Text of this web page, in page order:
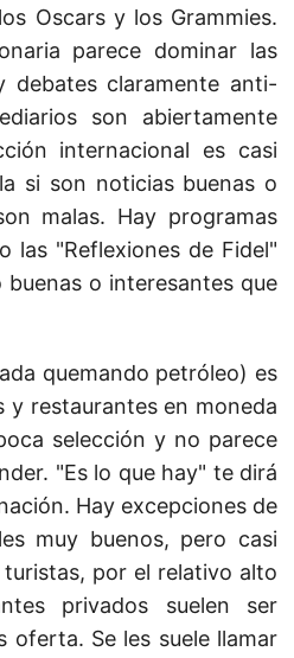
Oscars y los Grammies.
parece dominar las
debates claramente anti-
son abiertamente
internacional es casi
si son noticias buenas o
malas. Hay programas
las "Reflexiones de Fidel"
o interesantes que
quemando petróleo) es
y restaurantes en moneda
selección y no parece
"Es lo que hay" te dirá
Hay excepciones de
muy buenos, pero casi
por el relativo alto
privados suelen ser
oferta. Se les suele llamar